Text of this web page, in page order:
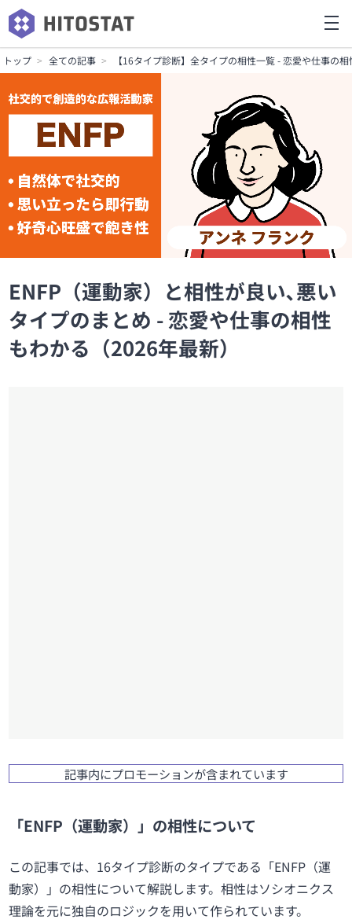
トップ 全ての記事 【16タイプ診断】全タイプの相性一覧 - 恋愛や仕事の
ENFP（運動家）と相性が良い､悪い
タイプのまとめ - 恋愛や仕事の相性
もわかる（2026年最新）
記事内にプロモーションが含まれています
「ENFP（運動家）」の相性について
この記事では、16タイプ診断のタイプである「ENFP（運
動家）」の相性について解説します。相性はソシオニクス
理論を元に独自のロジックを用いて作られています。